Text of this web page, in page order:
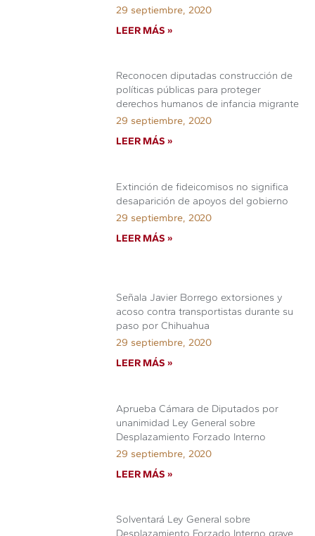
29 septiembre, 2020
LEER MÁS »
Reconocen diputadas construcción de
políticas públicas para proteger
derechos humanos de infancia migrante
29 septiembre, 2020
LEER MÁS »
Extinción de fideicomisos no significa
desaparición de apoyos del gobierno
29 septiembre, 2020
LEER MÁS »
Señala Javier Borrego extorsiones y
acoso contra transportistas durante su
paso por Chihuahua
29 septiembre, 2020
LEER MÁS »
Aprueba Cámara de Diputados por
unanimidad Ley General sobre
Desplazamiento Forzado Interno
29 septiembre, 2020
LEER MÁS »
Solventará Ley General sobre
Desplazamiento Forzado Interno grave